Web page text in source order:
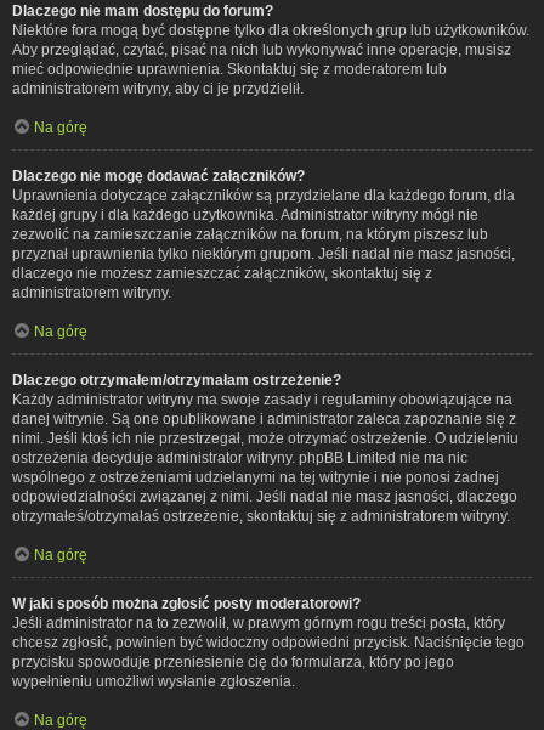
Dlaczego nie mam dostępu do forum?
Niektóre fora mogą być dostępne tylko dla określonych grup lub użytkowników.
Aby przeglądać, czytać, pisać na nich lub wykonywać inne operacje, musisz
mieć odpowiednie uprawnienia. Skontaktuj się z moderatorem lub
administratorem witryny, aby ci je przydzielił.
Na górę
Dlaczego nie mogę dodawać załączników?
Uprawnienia dotyczące załączników są przydzielane dla każdego forum, dla
każdej grupy i dla każdego użytkownika. Administrator witryny mógł nie
zezwolić na zamieszczanie załączników na forum, na którym piszesz lub
przyznał uprawnienia tylko niektórym grupom. Jeśli nadal nie masz jasności,
dlaczego nie możesz zamieszczać załączników, skontaktuj się z
administratorem witryny.
Na górę
Dlaczego otrzymałem/otrzymałam ostrzeżenie?
Każdy administrator witryny ma swoje zasady i regulaminy obowiązujące na
danej witrynie. Są one opublikowane i administrator zaleca zapoznanie się z
nimi. Jeśli ktoś ich nie przestrzegał, może otrzymać ostrzeżenie. O udzieleniu
ostrzeżenia decyduje administrator witryny. phpBB Limited nie ma nic
wspólnego z ostrzeżeniami udzielanymi na tej witrynie i nie ponosi żadnej
odpowiedzialności związanej z nimi. Jeśli nadal nie masz jasności, dlaczego
otrzymałeś/otrzymałaś ostrzeżenie, skontaktuj się z administratorem witryny.
Na górę
W jaki sposób można zgłosić posty moderatorowi?
Jeśli administrator na to zezwolił, w prawym górnym rogu treści posta, który
chcesz zgłosić, powinien być widoczny odpowiedni przycisk. Naciśnięcie tego
przycisku spowoduje przeniesienie cię do formularza, który po jego
wypełnieniu umożliwi wysłanie zgłoszenia.
Na górę